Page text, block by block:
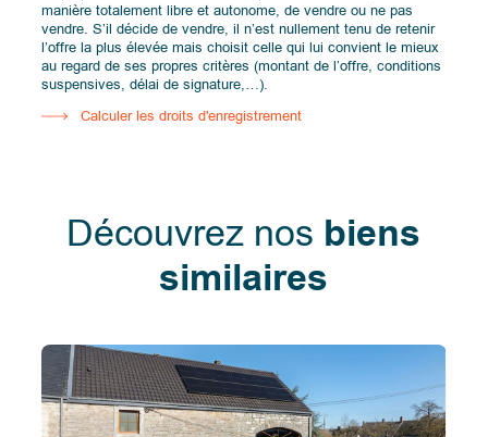
manière totalement libre et autonome, de vendre ou ne pas
vendre. S’il décide de vendre, il n’est nullement tenu de retenir
l’offre la plus élevée mais choisit celle qui lui convient le mieux
au regard de ses propres critères (montant de l’offre, conditions
suspensives, délai de signature,…).
Calculer les droits d'enregistrement
Découvrez nos biens
similaires